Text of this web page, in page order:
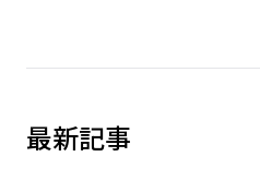
最新記事